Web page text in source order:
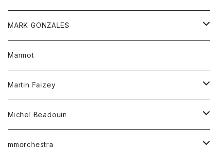
ベスト
ポロシャツ
ロングスリーブTシャツ
チュニック
ワンピース
Tシャツ
靴
MARK GONZALES
トップス
Tシャツ
Marmot
Martin Faizey
ベルト
Michel Beadouin
トップス
mmorchestra